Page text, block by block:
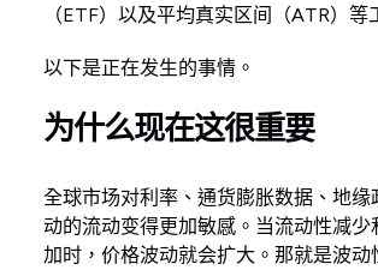
（ETF）以及平均真实区间（ATR）等
以下是正在发生的事情。
为什么现在这很重要
全球市场对利率、通货膨胀数据、地缘
动的流动变得更加敏感。当流动性减少
加时，价格波动就会扩大。那就是波动